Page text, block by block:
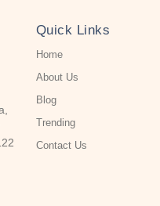
Quick Links
Home
About Us
Blog
Trending
Contact Us